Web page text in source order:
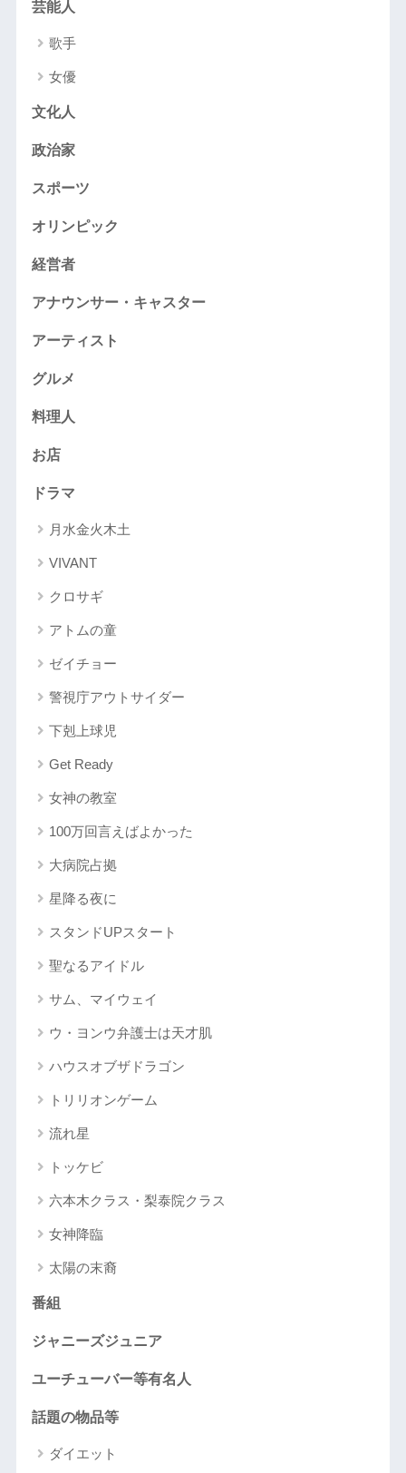
芸能人
歌手
女優
文化人
政治家
スポーツ
オリンピック
経営者
アナウンサー・キャスター
アーティスト
グルメ
料理人
お店
ドラマ
月水金火木土
VIVANT
クロサギ
アトムの童
ゼイチョー
警視庁アウトサイダー
下剋上球児
Get Ready
女神の教室
100万回言えばよかった
大病院占拠
星降る夜に
スタンドUPスタート
聖なるアイドル
サム、マイウェイ
ウ・ヨンウ弁護士は天才肌
ハウスオブザドラゴン
トリリオンゲーム
流れ星
トッケビ
六本木クラス・梨泰院クラス
女神降臨
太陽の末裔
番組
ジャニーズジュニア
ユーチューバー等有名人
話題の物品等
ダイエット